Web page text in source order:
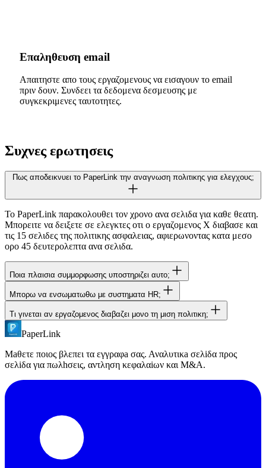
Επαληθευση email
Απαιτηστε απο τους εργαζομενους να εισαγουν το email
πριν δουν. Συνδεει τα δεδομενα δεσμευσης με
συγκεκριμενες ταυτοτητες.
Συχνες ερωτησεις
Πως αποδεικνυει το PaperLink την αναγνωση πολιτικης για ελεγχους;
Το PaperLink παρακολουθει τον χρονο ανα σελιδα για καθε θεατη.
Μπορειτε να δειξετε σε ελεγκτες οτι ο εργαζομενος Χ διαβασε και
τις 15 σελιδες της πολιτικης ασφαλειας, αφιερωνοντας κατα μεσο
ορο 45 δευτερολεπτα ανα σελιδα.
Ποια πλαισια συμμορφωσης υποστηριζει αυτο;
Τα αναλυτικα επιπεδου σελιδας του PaperLink παρεχουν αποδειξη
για ISO 27001, SOC 2 (επιβεβαιωση πολιτικης), NIS2 (διανομη
πολιτικης ασφαλειας) και GDPR (επαληθευση αναγνωσης
πολιτικης απορρητου).
Μπορω να ενσωματωθω με συστηματα HR;
Το PaperLink διαθετει δημοσιο REST API για προσαρμοσμενες
ενσωματωσεις με πλατφορμες HRIS οπως PeopleForce, Zoho
People και BambooHR.
Τι γινεται αν εργαζομενος διαβαζει μονο τη μιση πολιτικη;
Το PaperLink εμφανιζει ποσοστο ολοκληρωσης ανα θεατη.
παρακαμφθηκαν, και να επικοινωνησετε με εργαζομενους που δεν
ολοκληρωσαν το εγγραφο.
PaperLink
Μaθετε ποιος βλεπει τα εγγραφa σας. Αναλυτικa σελiδα προς
σελiδα για πωλhσεις, αντληση κεφαλαiων και M&A.